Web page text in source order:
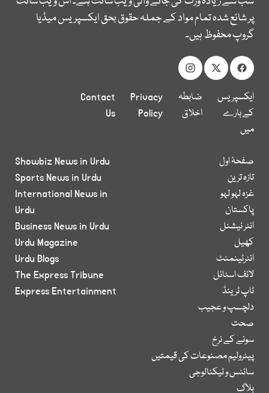
پر شائع شدہ تمام مواد کے جملہ حقوق بحق ایکسپریس میڈیا
گروپ محفوظ ہیں۔
ایکسپریس
کے بارے
میں
ضابطہ
اخلاق
Privacy
Policy
Contact
Us
صفحۂ اول
تازہ ترین
غزہ لہو لہو
پاکستان
انٹر نیشنل
کھیل
انٹرٹینمنٹ
لائف اسٹائل
ٹاپ ٹرینڈ
دلچسپ و عجیب
صحت
سونے کے نرخ
پیٹرولیم مصنوعات کی قیمتیں
سائنس و ٹیکنالوجی
بلاگ
Showbiz News in Urdu
Sports News in Urdu
International News in
Urdu
Business News in Urdu
Urdu Magazine
Urdu Blogs
The Express Tribune
Express Entertainment